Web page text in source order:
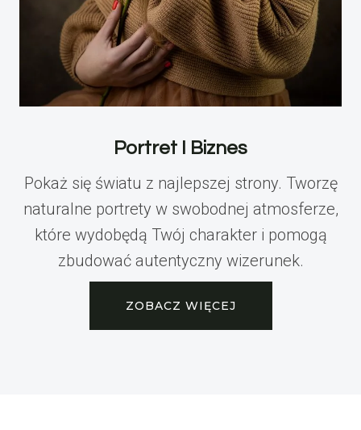
Portret I Biznes
Pokaż się światu z najlepszej strony. Tworzę
naturalne portrety w swobodnej atmosferze,
które wydobędą Twój charakter i pomogą
zbudować autentyczny wizerunek.
ZOBACZ WIĘCEJ